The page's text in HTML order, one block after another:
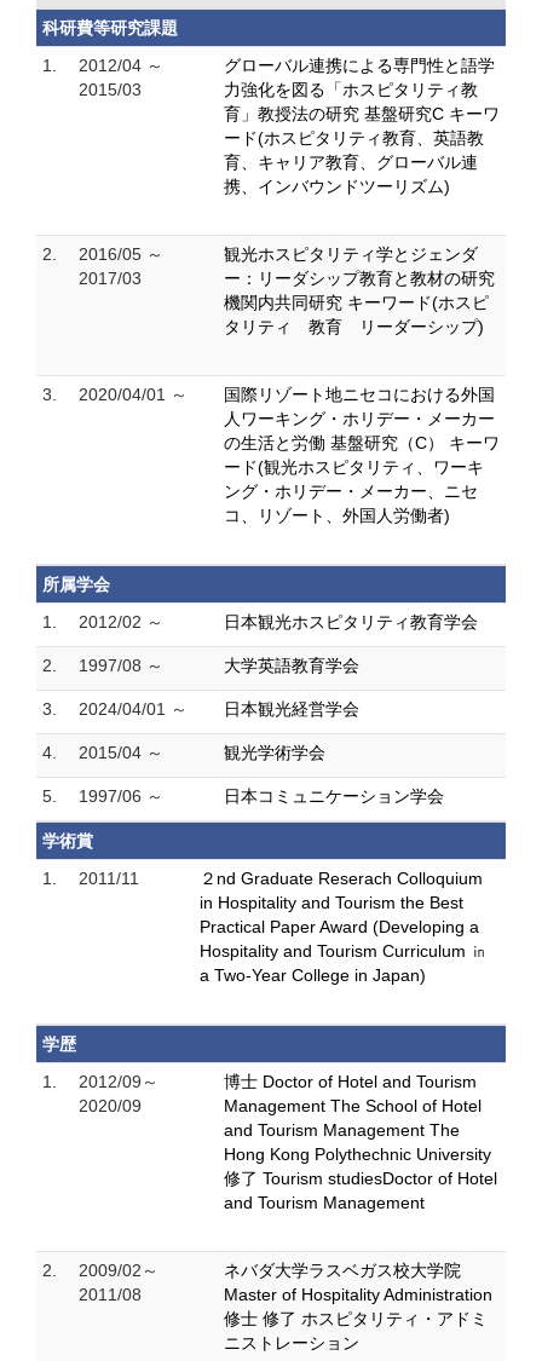
科研費等研究課題
1.
2012/04 ～
2015/03
グローバル連携による専門性と語学
力強化を図る「ホスピタリティ教
育」教授法の研究 基盤研究C キーワ
ード(ホスピタリティ教育、英語教
育、キャリア教育、グローバル連
携、インバウンドツーリズム)
2.
2016/05 ～
2017/03
観光ホスピタリティ学とジェンダ
ー：リーダシップ教育と教材の研究
機関内共同研究 キーワード(ホスピ
タリティ 教育 リーダーシップ)
3. 2020/04/01 ～
国際リゾート地ニセコにおける外国
人ワーキング・ホリデー・メーカー
の生活と労働 基盤研究（C） キーワ
ード(観光ホスピタリティ、ワーキ
ング・ホリデー・メーカー、ニセ
コ、リゾート、外国人労働者)
所属学会
1.
2012/02 ～ 日本観光ホスピタリティ教育学会
2. 1997/08 ～ 大学英語教育学会
3. 2024/04/01 ～ 日本観光経営学会
4. 2015/04 ～ 観光学術学会
5. 1997/06 ～ 日本コミュニケーション学会
学術賞
1.
2011/11
２nd Graduate Reserach Colloquium
in Hospitality and Tourism the Best
Practical Paper Award (Developing a
Hospitality and Tourism Curriculum ㏌
a Two-Year College in Japan)
学歴
1.
2012/09～
2020/09
博士 Doctor of Hotel and Tourism
Management The School of Hotel
and Tourism Management The
Hong Kong Polythechnic University
修了 Tourism studiesDoctor of Hotel
and Tourism Management
2.
2009/02～
2011/08
ネバダ大学ラスベガス校大学院
Master of Hospitality Administration
修士 修了 ホスピタリティ・アドミ
ニストレーション